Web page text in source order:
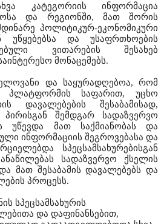
კატეგორიის ინფორმაცია
და რეგიონში, მათ შორის
პოლიტიკურ-ეკონომიკური
უწყებებსა და უსაფრთხოების
ვითარების შესახებ
მონაცემებს.
და საყურადღებოა, რომ
პლატფორმის საფარით, უცხო
დავალებების შესაბამისად,
პირისგან შემდგარ სადაზვერვო
უწევდა მათ საქმიანობას და
ინფორმაციის შეგროვებასა და
სპეცსამსახურებისგან
სადაზვერვო ქსელის
მათ შესაბამის დავალებებს და
პროცესს.
სპეცსამსახურის
და დაფინანსებით,